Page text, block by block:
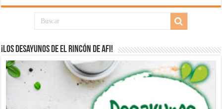
¡Los desayunos de El Rincón de Afi!